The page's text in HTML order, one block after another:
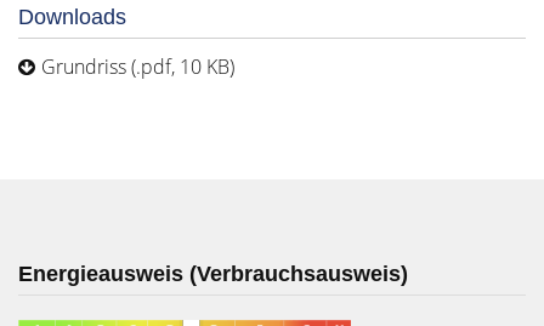
Downloads
Grundriss (.pdf, 10 KB)
Energieausweis (Verbrauchsausweis)